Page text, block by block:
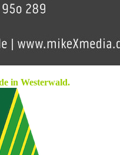
in Westerwald.